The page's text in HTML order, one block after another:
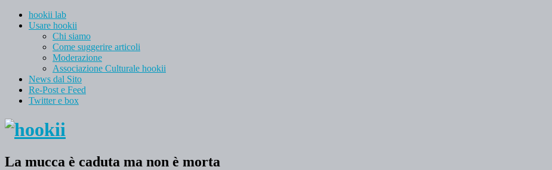
hookii lab
Usare hookii
Chi siamo
Come suggerire articoli
Moderazione
Associazione Culturale hookii
News dal Sito
Re-Post e Feed
Twitter e box
La mucca è caduta ma non è morta